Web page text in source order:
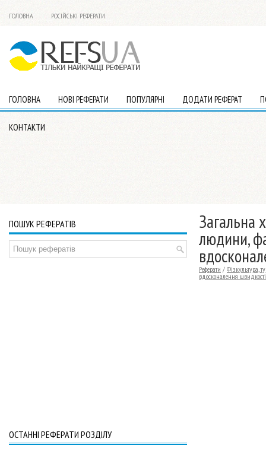
ГОЛОВНА РОСІЙСЬКІ РЕФЕРАТИ
ГОЛОВНА НОВІ РЕФЕРАТИ ПОПУЛЯРНІ ДОДАТИ РЕФЕРАТ
КОНТАКТИ
Загальна
людини,
Реферати / Фізкультура,
вдосконалення швидкості
ПОШУК РЕФЕРАТІВ
ОСТАННІ РЕФЕРАТИ РОЗДІЛУ